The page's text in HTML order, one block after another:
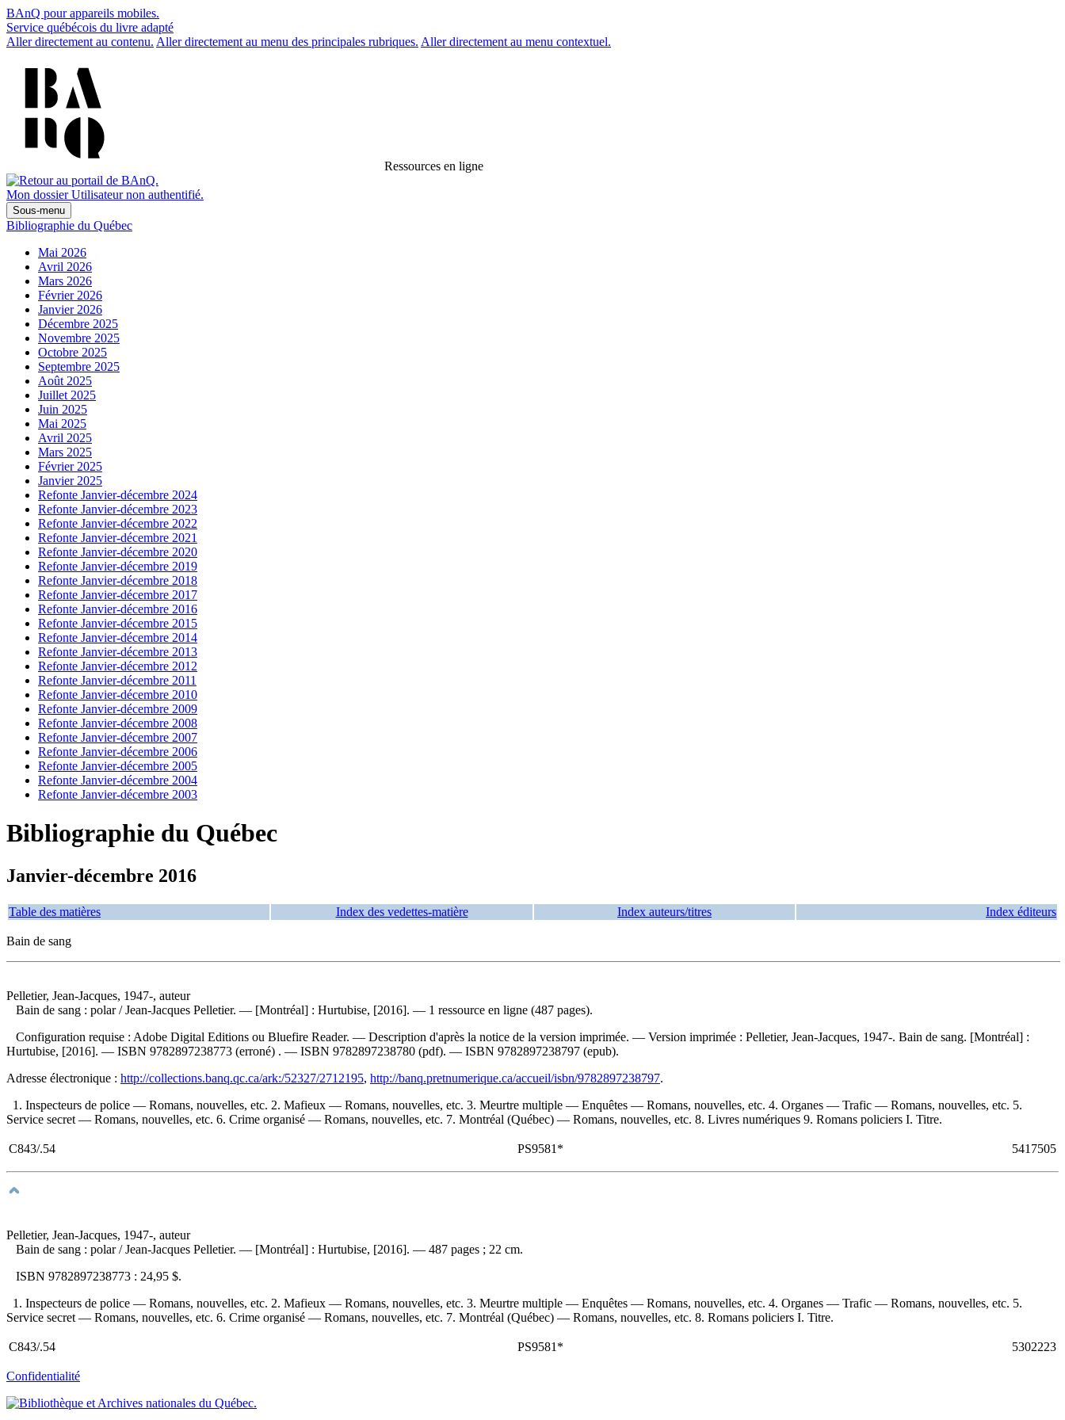
BAnQ pour appareils mobiles.
Service québécois du livre adapté
Aller directement au contenu. Aller directement au menu des principales rubriques. Aller directement au menu contextuel.
Ressources en ligne
Mon dossier Utilisateur non authentifié.
Sous-menu
Bibliographie du Québec
Mai 2026
Avril 2026
Mars 2026
Février 2026
Janvier 2026
Décembre 2025
Novembre 2025
Octobre 2025
Septembre 2025
Août 2025
Juillet 2025
Juin 2025
Mai 2025
Avril 2025
Mars 2025
Février 2025
Janvier 2025
Refonte Janvier-décembre 2024
Refonte Janvier-décembre 2023
Refonte Janvier-décembre 2022
Refonte Janvier-décembre 2021
Refonte Janvier-décembre 2020
Refonte Janvier-décembre 2019
Refonte Janvier-décembre 2018
Refonte Janvier-décembre 2017
Refonte Janvier-décembre 2016
Refonte Janvier-décembre 2015
Refonte Janvier-décembre 2014
Refonte Janvier-décembre 2013
Refonte Janvier-décembre 2012
Refonte Janvier-décembre 2011
Refonte Janvier-décembre 2010
Refonte Janvier-décembre 2009
Refonte Janvier-décembre 2008
Refonte Janvier-décembre 2007
Refonte Janvier-décembre 2006
Refonte Janvier-décembre 2005
Refonte Janvier-décembre 2004
Refonte Janvier-décembre 2003
Bibliographie du Québec
Janvier-décembre 2016
Table des matières Index des vedettes-matière Index auteurs/titres Index éditeurs
Bain de sang
Pelletier, Jean-Jacques, 1947-, auteur
Bain de sang : polar/ Jean-Jacques Pelletier. — [Montréal] : Hurtubise, [2016]. — 1 ressource en ligne (487 pages).
Configuration requise : Adobe Digital Editions ou Bluefire Reader. — Description d'après la notice de la version imprimée. — Version imprimée : Pelletier, Jean-Jacques, 1947-. Bain de sang. [Montréal] :
Hurtubise, [2016]. — ISBN 9782897238773 (erroné) . — ISBN 9782897238780 (pdf). — ISBN 9782897238797 (epub).
Adresse électronique : http://collections.banq.qc.ca/ark:/52327/2712195, http://banq.pretnumerique.ca/accueil/isbn/9782897238797.
1. Inspecteurs de police — Romans, nouvelles, etc. 2. Mafieux — Romans, nouvelles, etc. 3. Meurtre multiple — Enquêtes — Romans, nouvelles, etc. 4. Organes — Trafic — Romans, nouvelles, etc. 5.
Service secret — Romans, nouvelles, etc. 6. Crime organisé — Romans, nouvelles, etc. 7. Montréal (Québec) — Romans, nouvelles, etc. 8. Livres numériques 9. Romans policiers I. Titre.
C843/.54 PS9581* 5417505
Pelletier, Jean-Jacques, 1947-, auteur
Bain de sang : polar/ Jean-Jacques Pelletier. — [Montréal] : Hurtubise, [2016]. — 487 pages ; 22 cm.
ISBN 9782897238773 : 24,95 $.
1. Inspecteurs de police — Romans, nouvelles, etc. 2. Mafieux — Romans, nouvelles, etc. 3. Meurtre multiple — Enquêtes — Romans, nouvelles, etc. 4. Organes — Trafic — Romans, nouvelles, etc. 5.
Service secret — Romans, nouvelles, etc. 6. Crime organisé — Romans, nouvelles, etc. 7. Montréal (Québec) — Romans, nouvelles, etc. 8. Romans policiers I. Titre.
C843/.54 PS9581* 5302223
Confidentialité